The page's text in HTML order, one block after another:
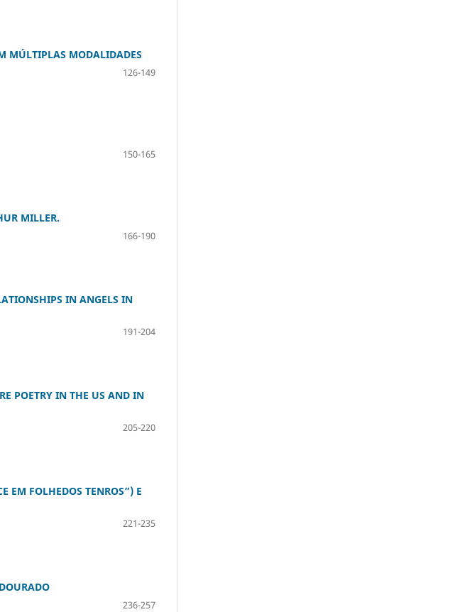
MÚLTIPLAS MODALIDADES
126-149
150-165
MILLER.
166-190
IN ANGELS IN
191-204
POETRY IN THE US AND IN
205-220
EM FOLHEDOS TENROS”) E
221-235
236-257